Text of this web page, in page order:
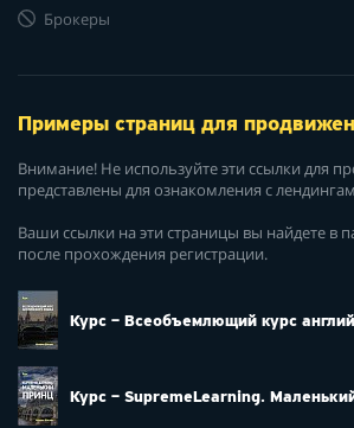
Брокеры
Примеры страниц для
Внимание! Не используйте эти ссылки для
представлены для ознакомления с
Ваши ссылки на эти страницы вы найдете в
после прохождения регистрации.
Курс – Всеобъемлющий курс
Курс – SupremeLearning.